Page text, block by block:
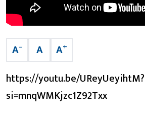
A– A A+
https://youtu.be/UReyUeyihtM?
si=mnqWMKjzc1Z92Txx